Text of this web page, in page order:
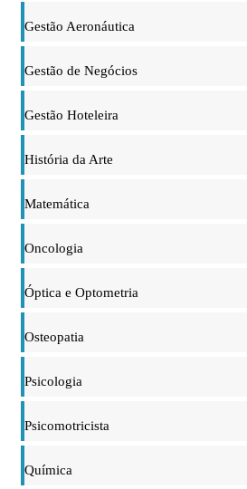
Gestão Aeronáutica
Gestão de Negócios
Gestão Hoteleira
História da Arte
Matemática
Oncologia
Óptica e Optometria
Osteopatia
Psicologia
Psicomotricista
Química